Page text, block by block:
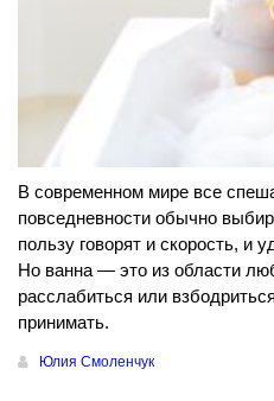
В современном мире все
повседневности обычно
пользу говорят и скорость, и
Но ванна — это из области
расслабиться или
принимать.
Юлия Смоленчук